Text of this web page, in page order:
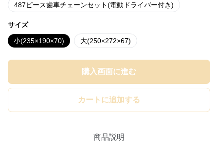
487ピース歯車チェーンセット(電動ドライバー付き)
サイズ
小(235×190×70) 大(250×272×67)
購入画面に進む
カートに追加する
商品説明